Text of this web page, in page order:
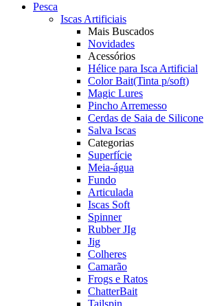
Pesca
Iscas Artificiais
Mais Buscados
Novidades
Acessórios
Hélice para Isca Artificial
Color Bait(Tinta p/soft)
Magic Lures
Pincho Arremesso
Cerdas de Saia de Silicone
Salva Iscas
Categorias
Superfície
Meia-água
Fundo
Articulada
Iscas Soft
Spinner
Rubber JIg
Jig
Colheres
Camarão
Frogs e Ratos
ChatterBait
Tailspin